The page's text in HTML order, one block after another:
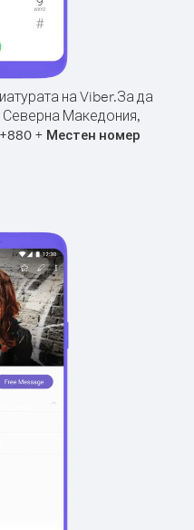
на Viber.За да
Македония,
+880 + Местен номер